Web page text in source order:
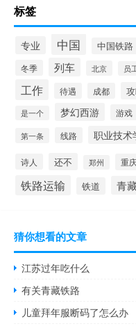
标签
专业 中国 中国铁路
冬季 列车 北京 员
工作 待遇 成都
是一个 梦幻西游 游戏
第一条 线路 职业技术
诗人 还不 郑州 重
铁路运输 铁道 青
猜你想看的文章
江苏过年吃什么
有关青藏铁路
儿童拜年服断码了怎么办